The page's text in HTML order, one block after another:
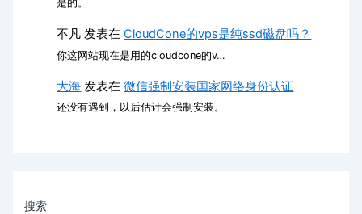
是的。
不凡 发表在CloudCone的vps是纯ssd磁盘吗？
你这网站现在是用的cloudcone的v…
大海 发表在微信强制安装国家网络身份认证
还没有遇到，以后估计会强制安装。
搜索